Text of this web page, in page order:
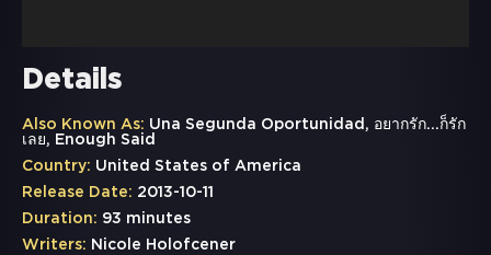
Details
Also Known As: Una Segunda Oportunidad, อยากรัก...ก็รัก
เลย, Enough Said
Country: United States of America
Release Date: 2013-10-11
Duration: 93 minutes
Writers: Nicole Holofcener